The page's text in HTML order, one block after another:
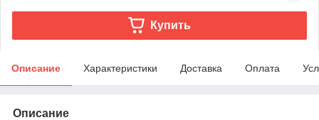
Купить
Описание Характеристики Доставка Оплата
Описание